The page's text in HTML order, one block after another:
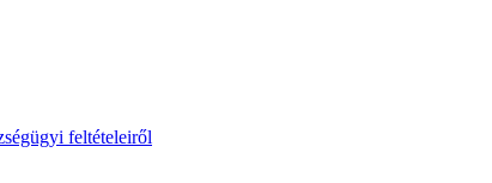
feltételeiről